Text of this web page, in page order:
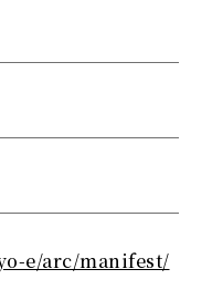
e/arc/manifest/